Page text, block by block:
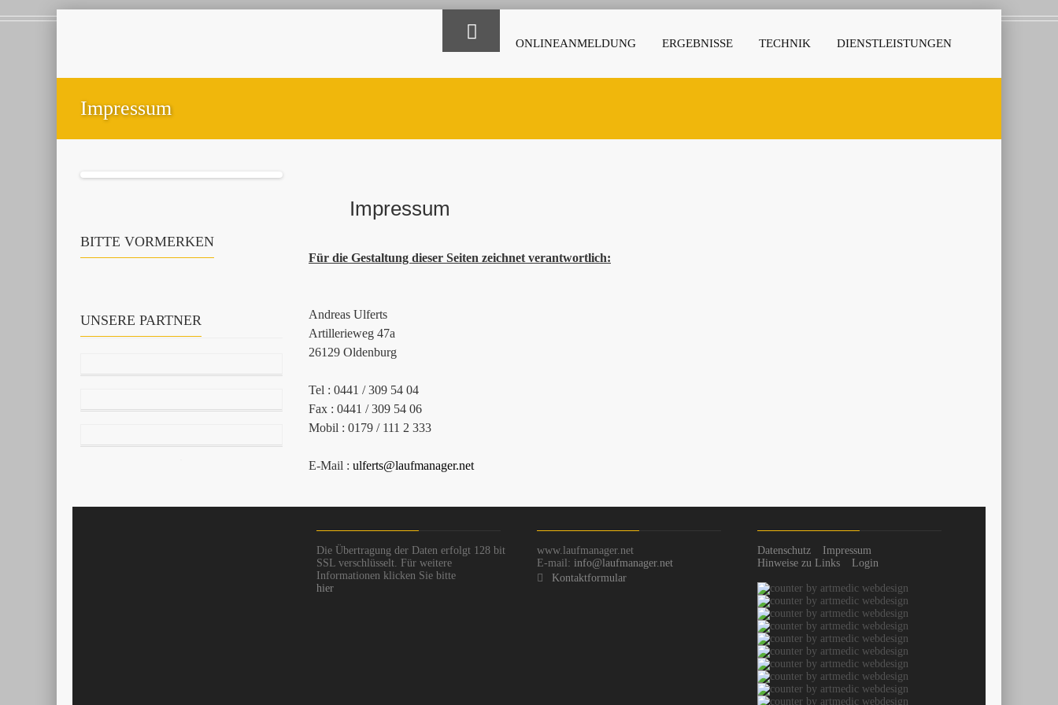
ONLINEANMELDUNG ERGEBNISSE TECHNIK DIENSTLEISTUNGEN
Impressum
BITTE VORMERKEN
UNSERE PARTNER
Impressum
Für die Gestaltung dieser Seiten zeichnet verantwortlich:
Andreas Ulferts
Artillerieweg 47a
26129 Oldenburg
Tel : 0441 / 309 54 04
Fax : 0441 / 309 54 06
Mobil : 0179 / 111 2 333
E-Mail : ulferts@laufmanager.net
Die Übertragung der Daten erfolgt 128 bit
SSL verschlüsselt. Für weitere
Informationen klicken Sie bitte
hier
www.laufmanager.net
E-mail: info@laufmanager.net
Kontaktformular
Datenschutz
Impressum
Hinweise zu Links
Login